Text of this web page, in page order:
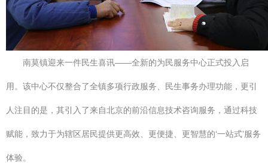
南莫镇迎来一件民生喜讯——全新的为民服务中心正式投入启
用。该中心不仅整合了全镇多项行政服务、民生事务办理功能，更引
人注目的是，其引入了来自北京的前沿信息技术咨询服务，通过科技
赋能，致力于为辖区居民提供更高效、更便捷、更智慧的‘一站式’服务
体验。